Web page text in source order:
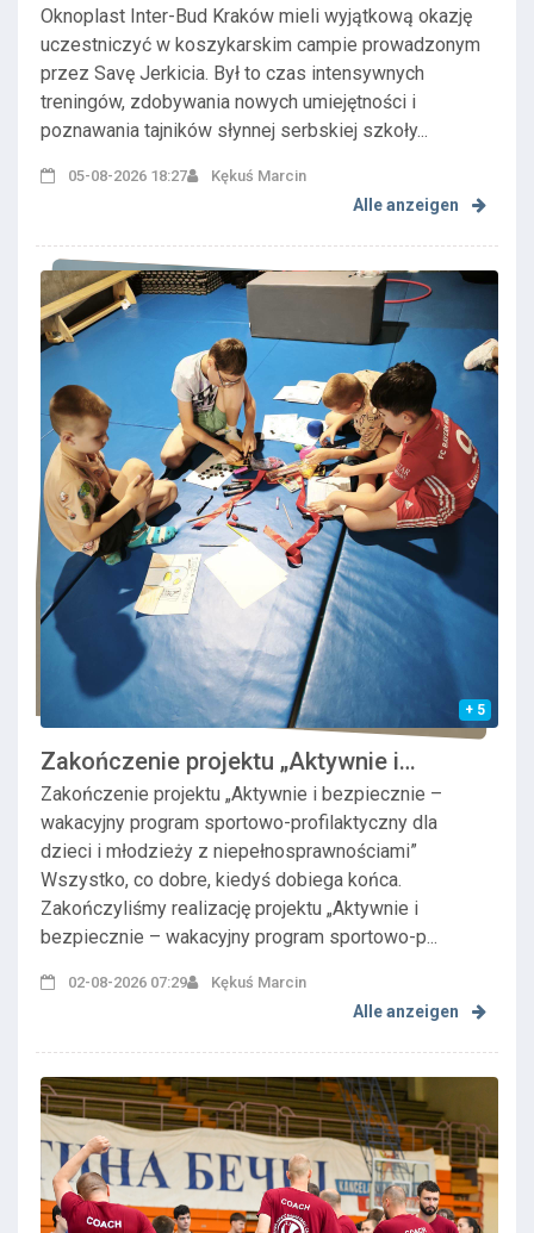
Oknoplast Inter-Bud Kraków mieli wyjątkową okazję
uczestniczyć w koszykarskim campie prowadzonym
przez Savę Jerkicia. Był to czas intensywnych
treningów, zdobywania nowych umiejętności i
poznawania tajników słynnej serbskiej szkoły...
05-08-2026 18:27 Kękuś Marcin
Alle anzeigen
+ 5
Zakończenie projektu „Aktywnie i
bezpieczn...
Zakończenie projektu „Aktywnie i bezpiecznie –
wakacyjny program sportowo-profilaktyczny dla
dzieci i młodzieży z niepełnosprawnościami”
Wszystko, co dobre, kiedyś dobiega końca.
Zakończyliśmy realizację projektu „Aktywnie i
bezpiecznie – wakacyjny program sportowo-p...
02-08-2026 07:29 Kękuś Marcin
Alle anzeigen